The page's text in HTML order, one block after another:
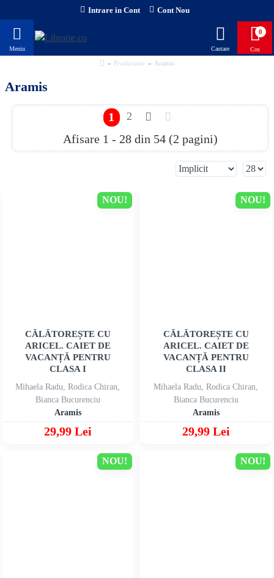
Intrare in Cont Cont Nou
0
Producator Aramis
Aramis
1 2
Afisare 1 - 28 din 54 (2 pagini)
NOU!
Mihaela Radu, Rodica Chiran,
Bianca Bucurenciu
Aramis
CĂLĂTOREȘTE CU
ARICEL. CAIET DE
VACANȚĂ PENTRU
CLASA I
29,99 Lei
NOU!
Mihaela Radu, Rodica Chiran,
Bianca Bucurenciu
Aramis
CĂLĂTOREȘTE CU
ARICEL. CAIET DE
VACANȚĂ PENTRU
CLASA II
29,99 Lei
NOU! NOU!